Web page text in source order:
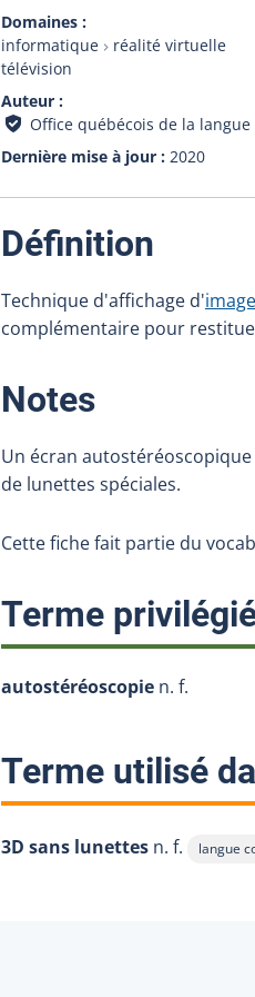
Domaines
informatique
réalité virtuelle
télévision
Auteur
Office québécois de la
Dernière mise à jour
2020
Définition
Technique d'affichage d'
complémentaire pour
Notes:
Un écran
de lunettes spéciales.
Cette fiche fait partie du
Terme
autostéréoscopie n. f.
Terme utilisé
3D sans lunettes n. f. langue